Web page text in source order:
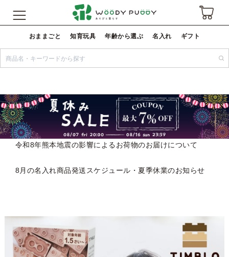
おままごと 知育玩具 年齢から選ぶ 名入れ ギフト
令和8年熊本地震の影響によるお荷物のお届けについて
8月の名入れ商品発送スケジュール・夏季休業のお知らせ